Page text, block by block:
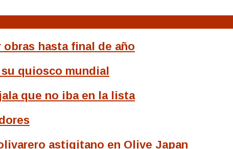
obras hasta final de año
su quiosco mundial
que no iba en la lista
astigitano en Olive Japan